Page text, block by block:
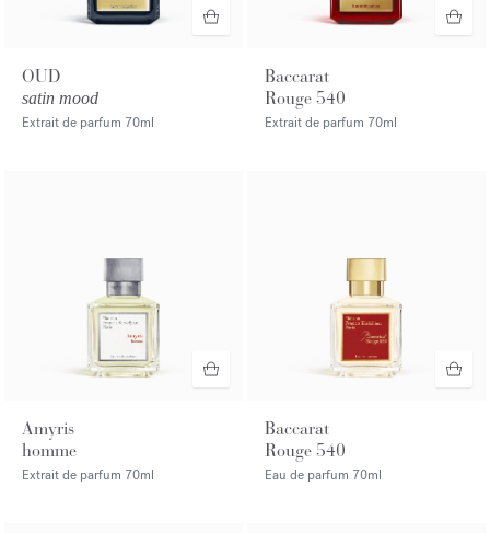
OUD
satin mood
Extrait de parfum 70ml
Baccarat
Rouge 540
Extrait de parfum 70ml
Amyris
homme
Extrait de parfum 70ml
Baccarat
Rouge 540
Eau de parfum 70ml